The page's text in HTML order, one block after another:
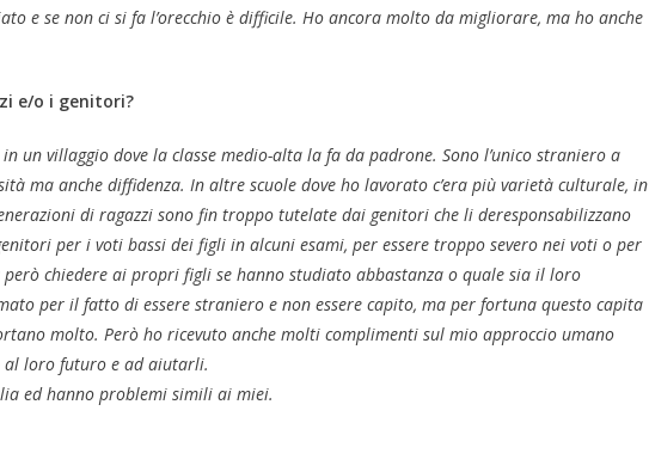
e se non ci si fa l’orecchio è difficile. Ho ancora molto da migliorare, ma ho anche
e/o i genitori?
un villaggio dove la classe medio-alta la fa da padrone. Sono l’unico straniero a
ma anche diffidenza. In altre scuole dove ho lavorato c’era più varietà culturale, in
di ragazzi sono fin troppo tutelate dai genitori che li deresponsabilizzano
per i voti bassi dei figli in alcuni esami, per essere troppo severo nei voti o per
però chiedere ai propri figli se hanno studiato abbastanza o quale sia il loro
per il fatto di essere straniero e non essere capito, ma per fortuna questo capita
molto. Però ho ricevuto anche molti complimenti sul mio approccio umano
al loro futuro e ad aiutarli.
ed hanno problemi simili ai miei.